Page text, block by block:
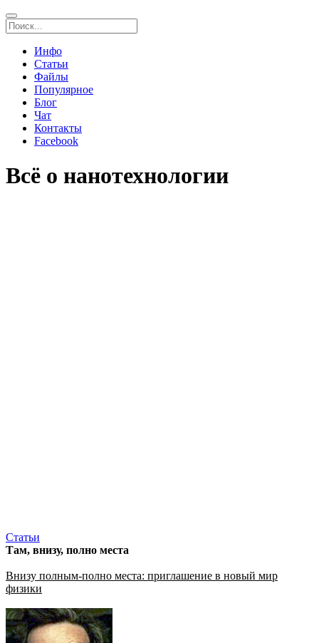
Инфо
Статьи
Файлы
Популярное
Блог
Чат
Контакты
Facebook
Всё о нанотехнологии
Статьи
Там, внизу, полно места
Внизу полным-полно места: приглашение в новый мир
физики